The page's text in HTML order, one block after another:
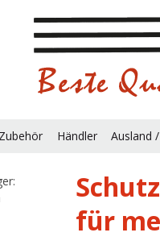
Händler Ausland
für